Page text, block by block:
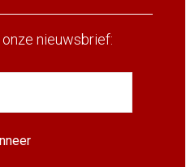
nieuwsbrief: